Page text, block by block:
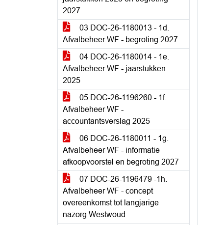
2027
03 DOC-26-1180013 - 1d.
Afvalbeheer WF - begroting 2027
04 DOC-26-1180014 - 1e.
Afvalbeheer WF - jaarstukken
2025
05 DOC-26-1196260 - 1f.
Afvalbeheer WF -
accountantsverslag 2025
06 DOC-26-1180011 - 1g.
Afvalbeheer WF - informatie
afkoopvoorstel en begroting 2027
07 DOC-26-1196479 -1h.
Afvalbeheer WF - concept
overeenkomst tot langjarige
nazorg Westwoud